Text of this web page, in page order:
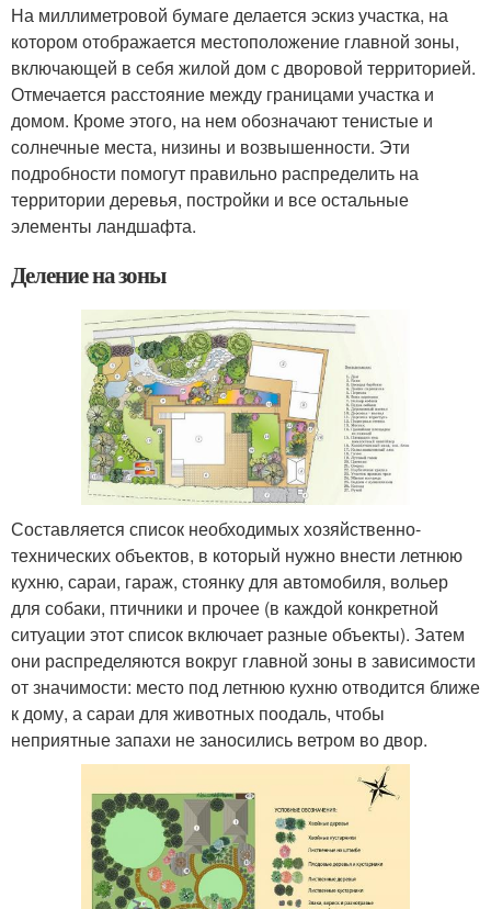
На миллиметровой бумаге делается эскиз участка, на
котором отображается местоположение главной зоны,
включающей в себя жилой дом с дворовой территорией.
Отмечается расстояние между границами участка и
домом. Кроме этого, на нем обозначают тенистые и
солнечные места, низины и возвышенности. Эти
подробности помогут правильно распределить на
территории деревья, постройки и все остальные
элементы ландшафта.
Деление на зоны
Составляется список необходимых хозяйственно-
технических объектов, в который нужно внести летнюю
кухню, сараи, гараж, стоянку для автомобиля, вольер
для собаки, птичники и прочее (в каждой конкретной
ситуации этот список включает разные объекты). Затем
они распределяются вокруг главной зоны в зависимости
от значимости: место под летнюю кухню отводится ближе
к дому, а сараи для животных поодаль, чтобы
неприятные запахи не заносились ветром во двор.